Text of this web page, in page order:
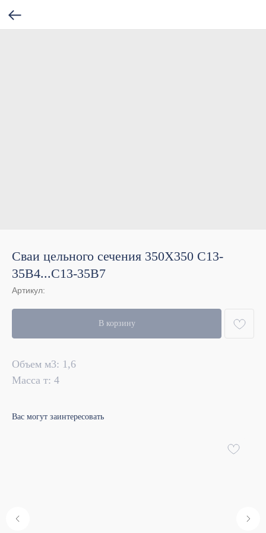
Сваи цельного сечения 350Х350 С13-
35В4...С13-35В7
Артикул:
В корзину
Объем м3: 1,6
Масса т: 4
Вас могут заинтересовать